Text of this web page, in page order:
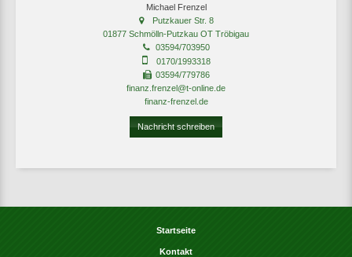
Michael Frenzel
Putzkauer Str. 8
01877 Schmölln-Putzkau OT Tröbigau
03594/703950
0170/1993318
03594/779786
finanz.frenzel@t-online.de
finanz-frenzel.de
Nachricht schreiben
Startseite
Kontakt